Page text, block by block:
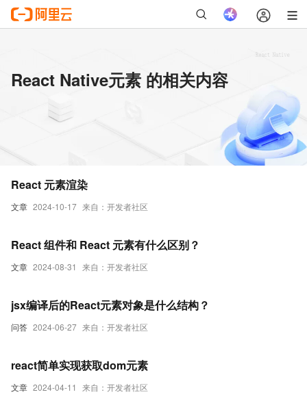
React Native元素 的相关内容
文章 2024-10-17 来自：开发者社区
React 元素渲染
文章 2024-08-31 来自：开发者社区
React 组件和 React 元素有什么区别？
问答 2024-06-27 来自：开发者社区
jsx编译后的React元素对象是什么结构？
文章 2024-04-11 来自：开发者社区
react简单实现获取dom元素